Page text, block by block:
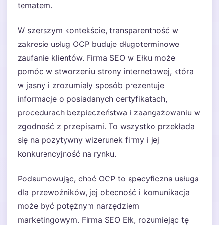
tematem.
W szerszym kontekście, transparentność w
zakresie usług OCP buduje długoterminowe
zaufanie klientów. Firma SEO w Ełku może
pomóc w stworzeniu strony internetowej, która
w jasny i zrozumiały sposób prezentuje
informacje o posiadanych certyfikatach,
procedurach bezpieczeństwa i zaangażowaniu w
zgodność z przepisami. To wszystko przekłada
się na pozytywny wizerunek firmy i jej
konkurencyjność na rynku.
Podsumowując, choć OCP to specyficzna usługa
dla przewoźników, jej obecność i komunikacja
może być potężnym narzędziem
marketingowym. Firma SEO Ełk, rozumiejąc tę